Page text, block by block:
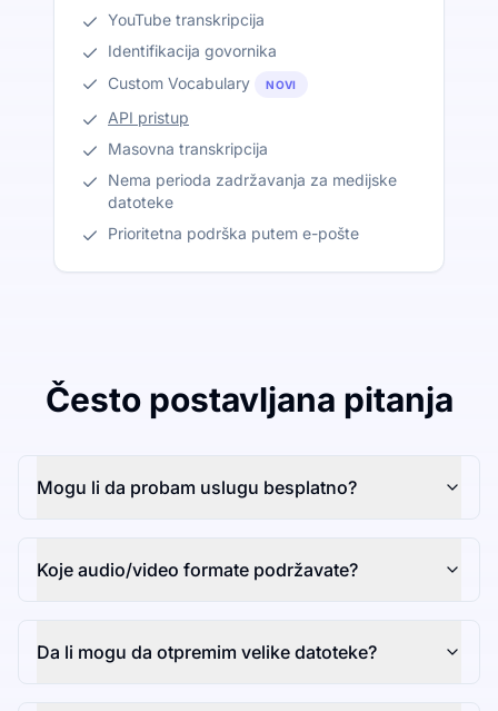
YouTube transkripcija
Identifikacija govornika
Custom Vocabulary
NOVI
API pristup
Masovna transkripcija
Nema perioda zadržavanja za medijske
datoteke
Prioritetna podrška putem e-pošte
Često postavljana pitanja
Mogu li da probam uslugu besplatno?
Koje audio/video formate podržavate?
Da li mogu da otpremim velike datoteke?